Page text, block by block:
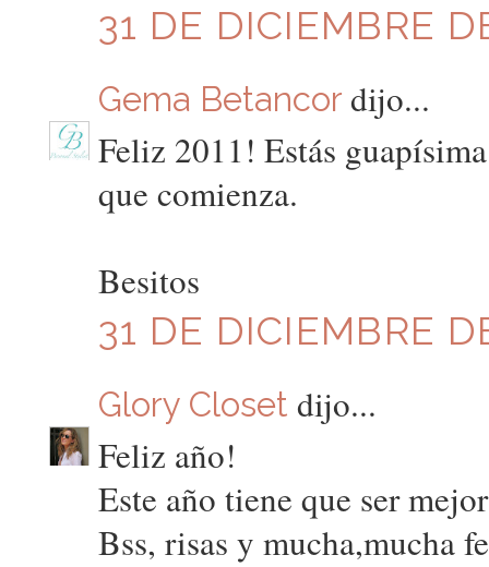
31 DE DICIEMBRE
Gema Betancor dijo...
Feliz 2011! Estás
que comienza.
Besitos
31 DE DICIEMBRE
Glory Closet dijo...
Feliz año!
Este año tiene que ser
Bss, risas y mucha,mucha